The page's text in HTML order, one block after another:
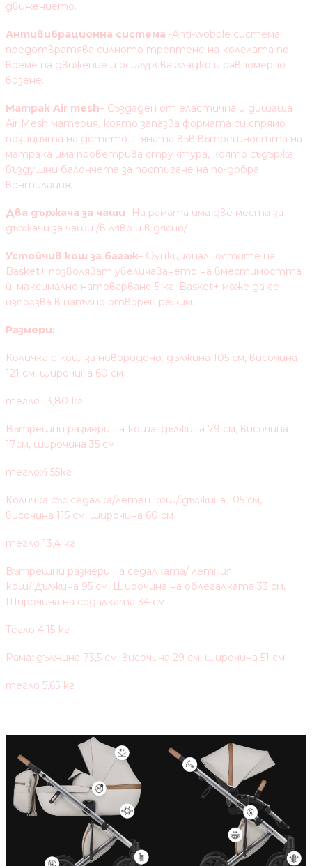
движението.
Антивибрационна система -Anti-wobble система
предотвратява силното трептене на колелата по
време на движение и осигурява гладко и равномерно
возене.
Матрак Air mesh– Създаден от еластична и дишаща
Аir Mesh материя, която запазва формата си спрямо
позицията на детето. Пяната във вътрешността на
матрака има проветрива структура, която съдържа
въздушни балончета за постигане на по-добра
вентилация.
Два държача за чаши -На рамата има две места за
държачи за чаши /в ляво и в дясно/
Устойчив кош за багаж– Функционалностите на
Basket+ позволяват увеличаването на вместимостта
ѝ: максимално натоварване 5 кг. Basket+ може да се
използва в напълно отворен режим.
Размери:
Количка с кош за новородено: дължина 105 см, височина
121 см, широчина 60 см
тегло 13,80 кг
Вътрешни размери на коша: дължина 79 см, височина
17см, широчина 35 см
тегло:4.55кг
Количка със седалка/летен кош/:дължина 105 см,
височина 115 см, широчина 60 см
тегло 13,4 кг
Вътрешни размери на седалката/ летния
кош/:Дължина 95 см, Широчина на облегалката 33 см,
Широчина на седалката 34 см
Тегло 4,15 кг
Рама: дължина 73,5 cм, височина 29 см, широчина 51 см
тегло 5,65 кг